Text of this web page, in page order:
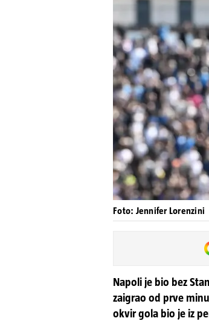
Foto: Jennifer Lorenzini
Napoli je bio bez
zaigrao od prve
okvir gola bio je iz